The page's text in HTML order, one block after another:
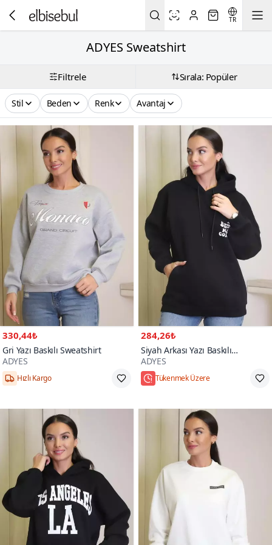
TR
ADYES Sweatshirt
Filtrele Sırala: Popüler
Stil Beden Renk Avantaj
330,44₺
Gri Yazı Baskılı Sweatshirt
ADYES
S/M,L/XL
Hızlı Kargo
284,26₺
Siyah Arkası Yazı Baskılı
Sweatshirt
ADYESTükenmek Üzere
Hızlı Kargo